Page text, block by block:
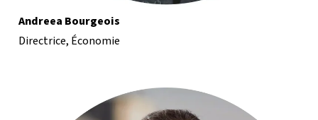
Andreea Bourgeois
Directrice, Économie